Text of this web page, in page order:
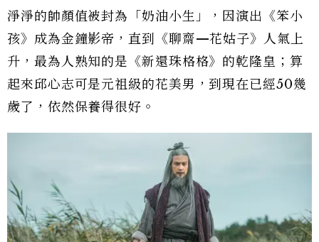
淨淨的帥顏值被封為「奶油小生」，因演出《笨小
孩》成為金鐘影帝，直到《聊齋—花姑子》人氣上
升，最為人熟知的是《新還珠格格》的乾隆皇；算
起來邱心志可是元祖級的花美男，到現在已經50幾
歲了，依然保養得很好。